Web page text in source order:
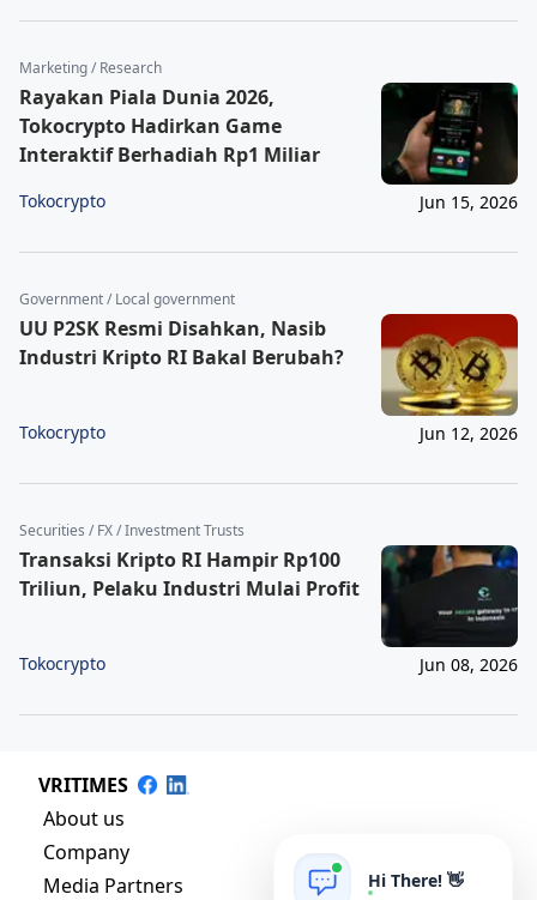
Marketing / Research
Rayakan Piala Dunia 2026,
Tokocrypto Hadirkan Game
Interaktif Berhadiah Rp1 Miliar
Tokocrypto Jun 15, 2026
Government / Local government
UU P2SK Resmi Disahkan, Nasib
Industri Kripto RI Bakal Berubah?
Tokocrypto Jun 12, 2026
Securities / FX / Investment Trusts
Transaksi Kripto RI Hampir Rp100
Triliun, Pelaku Industri Mulai Profit
Tokocrypto Jun 08, 2026
VRITIMES
About us
Company
Media Partners
Hi There! 👋